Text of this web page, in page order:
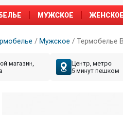
МУЖСКОЕ ЖЕНСКОЕ
/ Мужское / Термобелье
магазин,
Центр, метро
5 минут пешком